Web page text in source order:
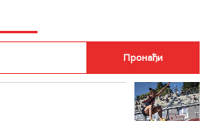
РАДИО РОКЕНРОЛЕР